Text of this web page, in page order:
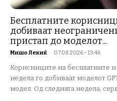
Бесплатните
добиваат
пристап до моделот...
Мишо Лекиќ - 07.08.2026 - 13:46
Корисниците на бесплатните и
недела го добиваат моделот
модел. Од следната недела,